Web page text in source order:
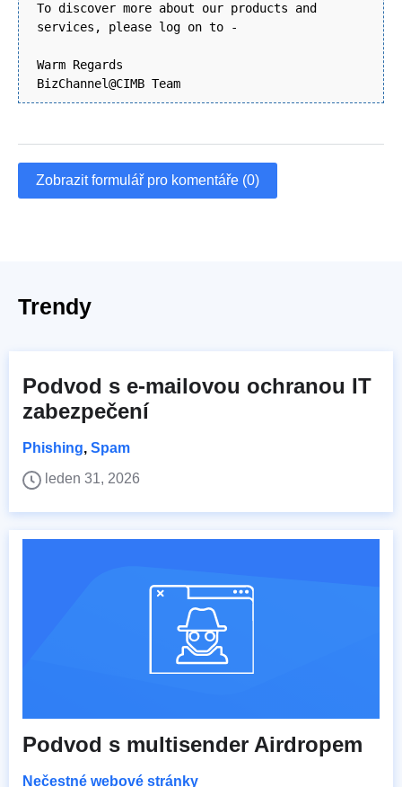
To discover more about our products and
services, please log on to -
Warm Regards
BizChannel@CIMB Team
Zobrazit formulář pro komentáře (0)
Trendy
Podvod s e-mailovou ochranou IT
zabezpečení
Phishing, Spam
leden 31, 2026
Podvod s multisender Airdropem
Nečestné webové stránky